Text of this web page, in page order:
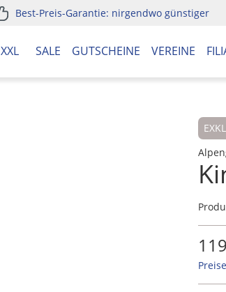
Best-Preis-Garantie: nirgendwo günstiger
XXL SALE GUTSCHEINE VEREINE